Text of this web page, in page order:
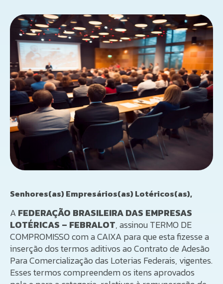
Senhores(as) Empresários(as) Lotéricos(as),
AFEDERAÇÃO BRASILEIRA DAS EMPRESAS
LOTÉRICAS – FEBRALOT, assinou TERMO DE
COMPROMISSO com a CAIXA para que esta fizesse a
inserção dos termos aditivos ao Contrato de Adesão
Para Comercialização das Loterias Federais, vigentes.
Esses termos compreendem os itens aprovados